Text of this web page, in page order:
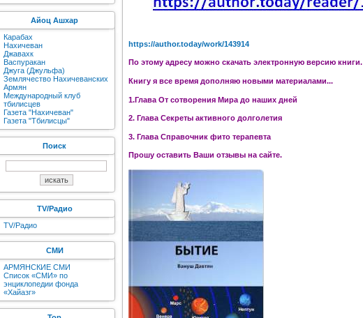
Айоц Ашхар
Карабах
Нахичеван
Джавахк
Васпуракан
Джуга (Джульфа)
Землячество Нахичеванских
Армян
Международный клуб
тбилисцев
Газета "Нахичеван"
Газета "Тбилисцы"
Поиск
TV/Радио
TV/Радио
СМИ
АРМЯНСКИЕ СМИ
Список «СМИ» по
энциклопедии фонда
«Хайазг»
https://author.today/work/143914
По этому адресу можно скачать электронную версию книги.
Книгу я все время дополняю новыми материалами...
1.Глава От сотворения Мира до наших дней
2. Глава Секреты активного долголетия
3. Глава Справочник фито терапевта
Прошу оставить Ваши отзывы на сайте.